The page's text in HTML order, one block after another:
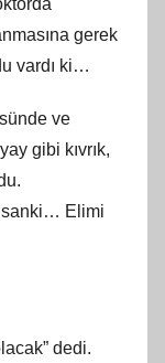
gerek
vardı ki…
ve
gibi kıvrık,
sanki… Elimi
dedi.